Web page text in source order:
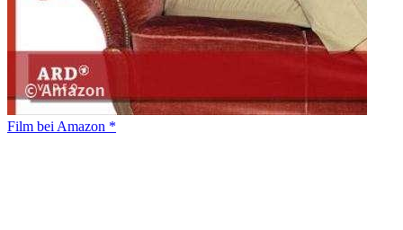
Film bei Amazon *